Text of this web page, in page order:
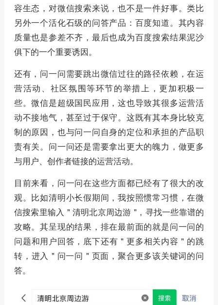
容生态，对微信搜索来说，也不是一件好事。类比
另外一个活化石级的问答产品：百度知道。其内容
质量也是参差不齐，最后也成为百度搜索结果泥沙
俱下的一个重要诱因。
还有，问一问需要跳出微信过往的路径依赖，在运
营活动、社区氛围等环节的举措上，更加积极一
些。微信是超级国民应用，这也导致其很多运营活
动不接地气，甚至过于保守。这既有其本身比较克
制的原因，也与问一问自身的定位和承担的产品职
责有关。问一问还是需要拿出更大的魄力，做更多
与用户、创作者链接的运营活动。
目前来看，问一问在这些方面都已经有了很大的改
观。比如清明小长假期间，我按照惯常习惯，在微
信搜索里输入 " 清明北京周边游 "，寻找一些靠谱的
攻略。其呈现的结果，排在最前面的就是问一问的
问题和用户回答，底下还有 " 更多相关内容 " 的跳
转，进入 " 问一问 " 页面，聚合更多该关键词的问
答。